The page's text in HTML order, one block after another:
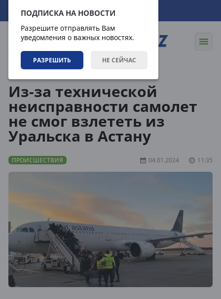
ПОДПИСКА НА НОВОСТИ
Разрешите отправлять Вам
уведомления о важных новостях.
РАЗРЕШИТЬ НЕ СЕЙЧАС
09.08.2026 06:27:33
Из-за технической
неисправности самолет
не смог взлететь из
Уральска в Астану
ПРОИСШЕСТВИЯ 04.01.2024 11:35